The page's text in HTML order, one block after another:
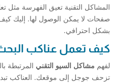
المشاكل التقنية تعيق الفهرسة مثل
صفحات لا يمكن الوصول لها. إليك
بشكل احترافي.
كيف تعمل عناكب
لفهم مشاكل السيو التقني المرتبطة
تزحف جوجل إلى موقعك. العناكب